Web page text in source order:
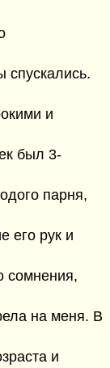
и
был 3-
парня,
его рук и
сомнения,
на меня. В
и